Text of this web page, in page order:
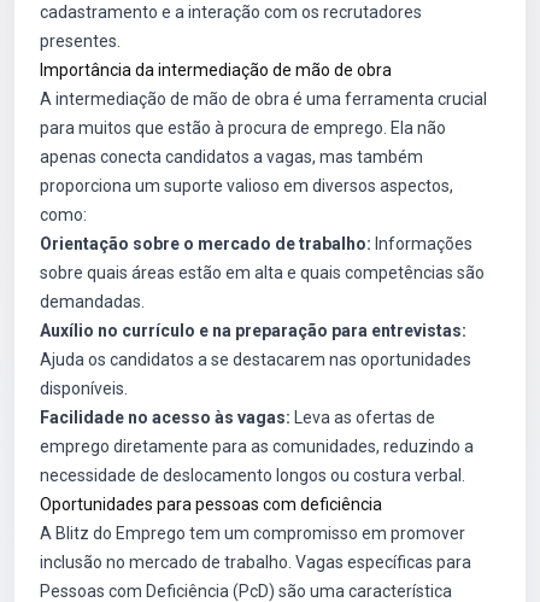
cadastramento e a interação com os recrutadores
presentes.
Importância da intermediação de mão de obra
A intermediação de mão de obra é uma ferramenta crucial
para muitos que estão à procura de emprego. Ela não
apenas conecta candidatos a vagas, mas também
proporciona um suporte valioso em diversos aspectos,
como:
Orientação sobre o mercado de trabalho: Informações
sobre quais áreas estão em alta e quais competências são
demandadas.
Auxílio no currículo e na preparação para entrevistas:
Ajuda os candidatos a se destacarem nas oportunidades
disponíveis.
Facilidade no acesso às vagas: Leva as ofertas de
emprego diretamente para as comunidades, reduzindo a
necessidade de deslocamento longos ou costura verbal.
Oportunidades para pessoas com deficiência
A Blitz do Emprego tem um compromisso em promover
inclusão no mercado de trabalho. Vagas específicas para
Pessoas com Deficiência (PcD) são uma característica